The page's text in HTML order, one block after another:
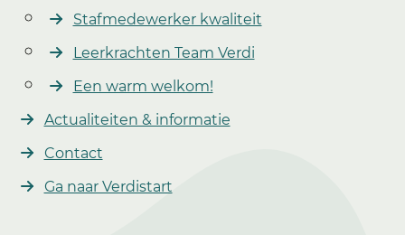
Stafmedewerker kwaliteit
Leerkrachten Team Verdi
Een warm welkom!
Actualiteiten & informatie
Contact
Ga naar Verdistart